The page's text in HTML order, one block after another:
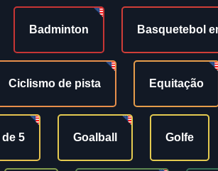
Badminton Basquetebol
Ciclismo de pista Equitação
5 Goalball Golfe